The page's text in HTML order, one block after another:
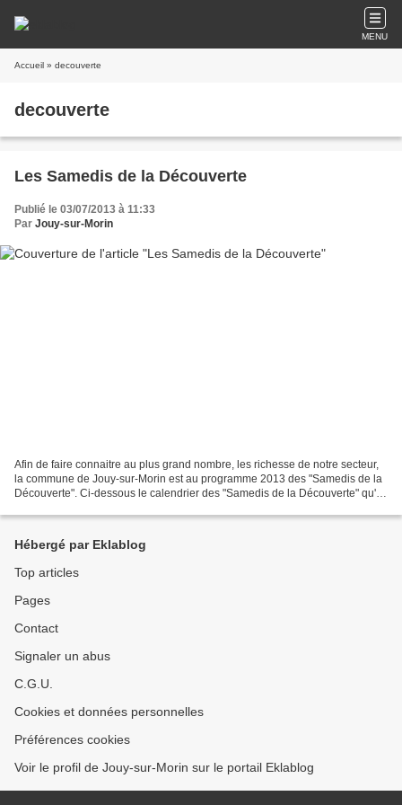
MENU
Accueil » decouverte
decouverte
Les Samedis de la Découverte
Publié le 03/07/2013 à 11:33
Par Jouy-sur-Morin
Afin de faire connaitre au plus grand nombre, les richesse de notre secteur,
la commune de Jouy-sur-Morin est au programme 2013 des "Samedis de la
Découverte". Ci-dessous le calendrier des "Samedis de la Découverte" qu'il
Hébergé par Eklablog
Top articles
Pages
Contact
Signaler un abus
C.G.U.
Cookies et données personnelles
Préférences cookies
Voir le profil de Jouy-sur-Morin sur le portail Eklablog